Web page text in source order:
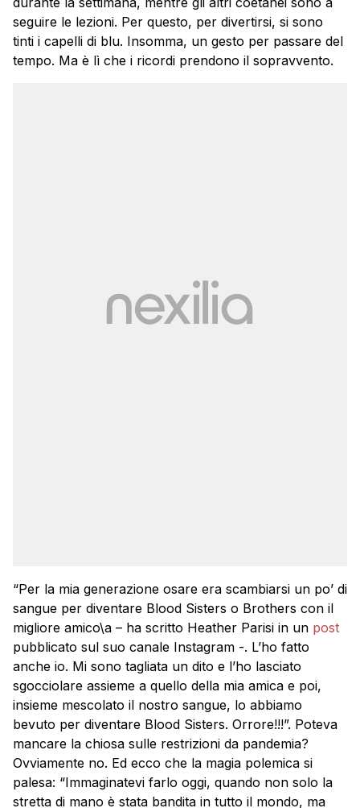
seguire le lezioni. Per questo, per divertirsi, si sono
tinti i capelli di blu. Insomma, un gesto per passare del
tempo. Ma è lì che i ricordi prendono il sopravvento.
“Per la mia generazione osare era scambiarsi un po’ di
sangue per diventare Blood Sisters o Brothers con il
migliore amico\a – ha scritto Heather Parisi in un post
pubblicato sul suo canale Instagram -. L’ho fatto
anche io. Mi sono tagliata un dito e l’ho lasciato
sgocciolare assieme a quello della mia amica e poi,
insieme mescolato il nostro sangue, lo abbiamo
bevuto per diventare Blood Sisters. Orrore!!!”. Poteva
mancare la chiosa sulle restrizioni da pandemia?
Ovviamente no. Ed ecco che la magia polemica si
palesa: “Immaginatevi farlo oggi, quando non solo la
stretta di mano è stata bandita in tutto il mondo, ma